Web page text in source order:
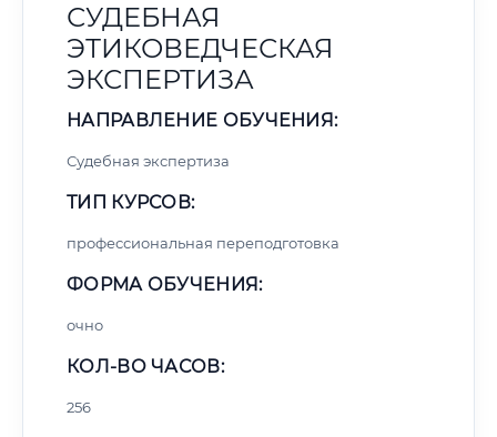
СУДЕБНАЯ
ЭТИКОВЕДЧЕСКАЯ
ЭКСПЕРТИЗА
НАПРАВЛЕНИЕ ОБУЧЕНИЯ:
Судебная экспертиза
ТИП КУРСОВ:
профессиональная переподготовка
ФОРМА ОБУЧЕНИЯ:
очно
КОЛ-ВО ЧАСОВ:
256